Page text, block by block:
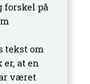
på
tekst om
at en
været